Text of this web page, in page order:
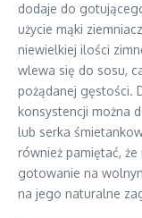
dodaje do
użycie mąki
niewielkiej ilości
wlewa się do sosu,
pożądanej gęstości.
konsystencji można
lub serka
również pamiętać, że
gotowanie na
na jego naturalne